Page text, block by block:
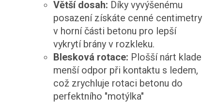
Větší dosah: Díky vyvýšenému
posazení získáte cenné centimetry
v horní části betonu pro lepší
vykrytí brány v rozkleku.
Blesková rotace: Plošší nárt klade
menší odpor při kontaktu s ledem,
což zrychluje rotaci betonu do
perfektního "motýlka"